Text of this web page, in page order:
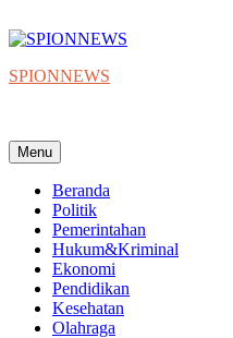
SPIONNEWS
Menu
Beranda
Politik
Pemerintahan
Hukum&Kriminal
Ekonomi
Pendidikan
Kesehatan
Olahraga